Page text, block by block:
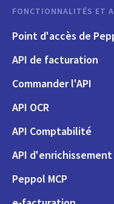
FONCTIONNALITÉS ET
Point d'accès de
API de facturation
Commander l'API
API OCR
API Comptabilité
API d'enrichissement
Peppol MCP